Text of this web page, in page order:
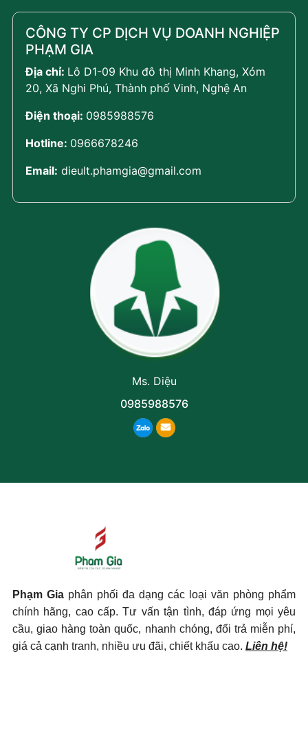
CÔNG TY CP DỊCH VỤ DOANH NGHIỆP
PHẠM GIA
Địa chỉ: Lô D1-09 Khu đô thị Minh Khang, Xóm
20, Xã Nghi Phú, Thành phố Vinh, Nghệ An
Điện thoại: 0985988576
Hotline: 0966678246
Email: dieult.phamgia@gmail.com
Ms. Diệu
0985988576
Phạm Gia phân phối đa dạng các loại văn phòng phẩm
chính hãng, cao cấp. Tư vấn tận tình, đáp ứng mọi yêu
cầu, giao hàng toàn quốc, nhanh chóng, đổi trả miễn phí,
giá cả cạnh tranh, nhiều ưu đãi, chiết khấu cao. Liên hệ!